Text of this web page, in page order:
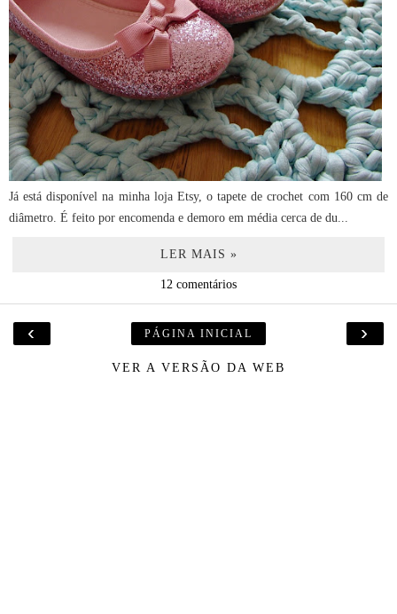
Já está disponível na minha loja Etsy, o tapete de crochet com 160 cm de
diâmetro. É feito por encomenda e demoro em média cerca de du...
LER MAIS »
12 comentários
‹ ›
PÁGINA INICIAL
VER A VERSÃO DA WEB